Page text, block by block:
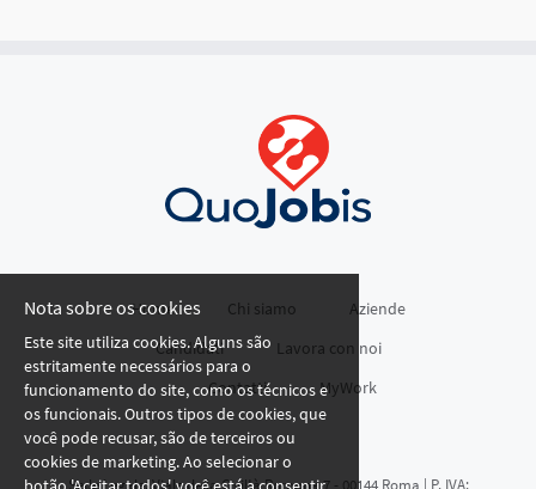
Home Chi siamo
Aziende
Candidati
Lavora con noi
Contatti
MyWork
Sede Legale: Viale della Civiltà Romana 7 - 00144 Roma | P. IVA:
Nota sobre os cookies
Este site utiliza cookies. Alguns são
estritamente necessários para o
funcionamento do site, como os técnicos e
os funcionais. Outros tipos de cookies, que
você pode recusar, são de terceiros ou
cookies de marketing. Ao selecionar o